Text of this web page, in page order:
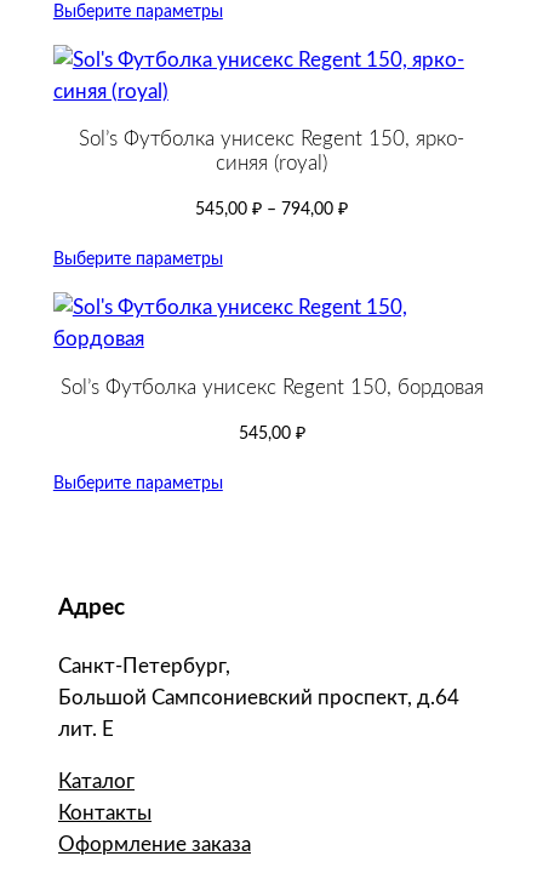
Выберите параметры
Sol’s Футболка унисекс Regent 150, ярко-
синяя (royal)
545,00 ₽ – 794,00 ₽
Выберите параметры
Sol’s Футболка унисекс Regent 150, бордовая
545,00 ₽
Выберите параметры
Адрес
Санкт-Петербург,
Большой Сампсониевский проспект, д.64
лит. Е
Каталог
Контакты
Оформление заказа